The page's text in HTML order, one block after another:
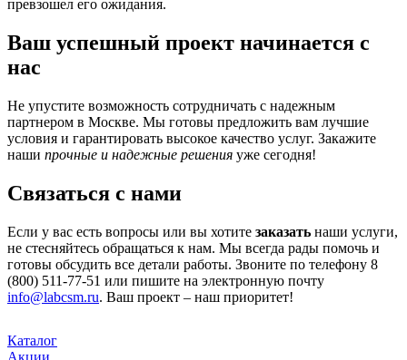
превзошел его ожидания.
Ваш успешный проект начинается с
нас
Не упустите возможность сотрудничать с надежным
партнером в Москве. Мы готовы предложить вам лучшие
условия и гарантировать высокое качество услуг. Закажите
наши прочные и надежные решения уже сегодня!
Связаться с нами
Если у вас есть вопросы или вы хотите заказать наши услуги,
не стесняйтесь обращаться к нам. Мы всегда рады помочь и
готовы обсудить все детали работы. Звоните по телефону 8
(800) 511-77-51 или пишите на электронную почту
info@labcsm.ru. Ваш проект – наш приоритет!
Каталог
Акции